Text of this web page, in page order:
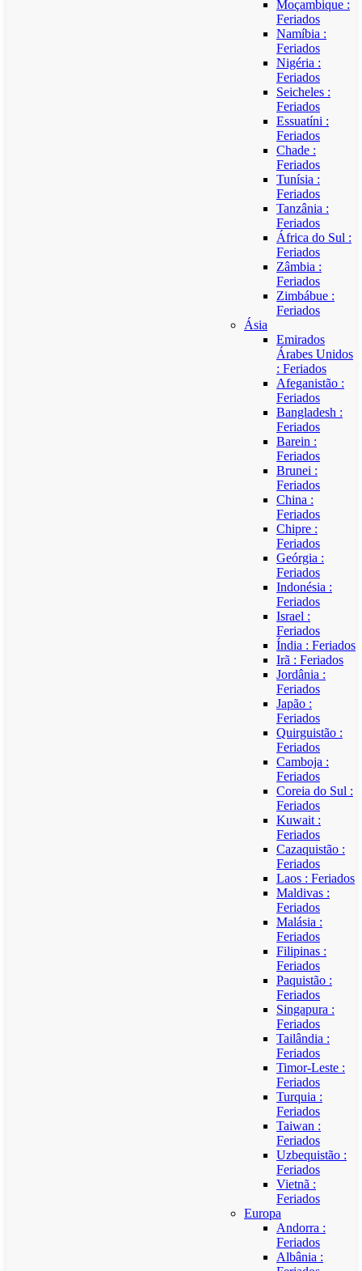
Moçambique :
Feriados
Namíbia :
Feriados
Nigéria :
Feriados
Seicheles :
Feriados
Essuatíni :
Feriados
Chade :
Feriados
Tunísia :
Feriados
Tanzânia :
Feriados
África do Sul :
Feriados
Zâmbia :
Feriados
Zimbábue :
Feriados
Ásia
Emirados
Árabes Unidos
: Feriados
Afeganistão :
Feriados
Bangladesh :
Feriados
Barein :
Feriados
Brunei :
Feriados
China :
Feriados
Chipre :
Feriados
Geórgia :
Feriados
Indonésia :
Feriados
Israel :
Feriados
Índia : Feriados
Irã : Feriados
Jordânia :
Feriados
Japão :
Feriados
Quirguistão :
Feriados
Camboja :
Feriados
Coreia do Sul :
Feriados
Kuwait :
Feriados
Cazaquistão :
Feriados
Laos : Feriados
Maldivas :
Feriados
Malásia :
Feriados
Filipinas :
Feriados
Paquistão :
Feriados
Singapura :
Feriados
Tailândia :
Feriados
Timor-Leste :
Feriados
Turquia :
Feriados
Taiwan :
Feriados
Uzbequistão :
Feriados
Vietnã :
Feriados
Europa
Andorra :
Feriados
Albânia :